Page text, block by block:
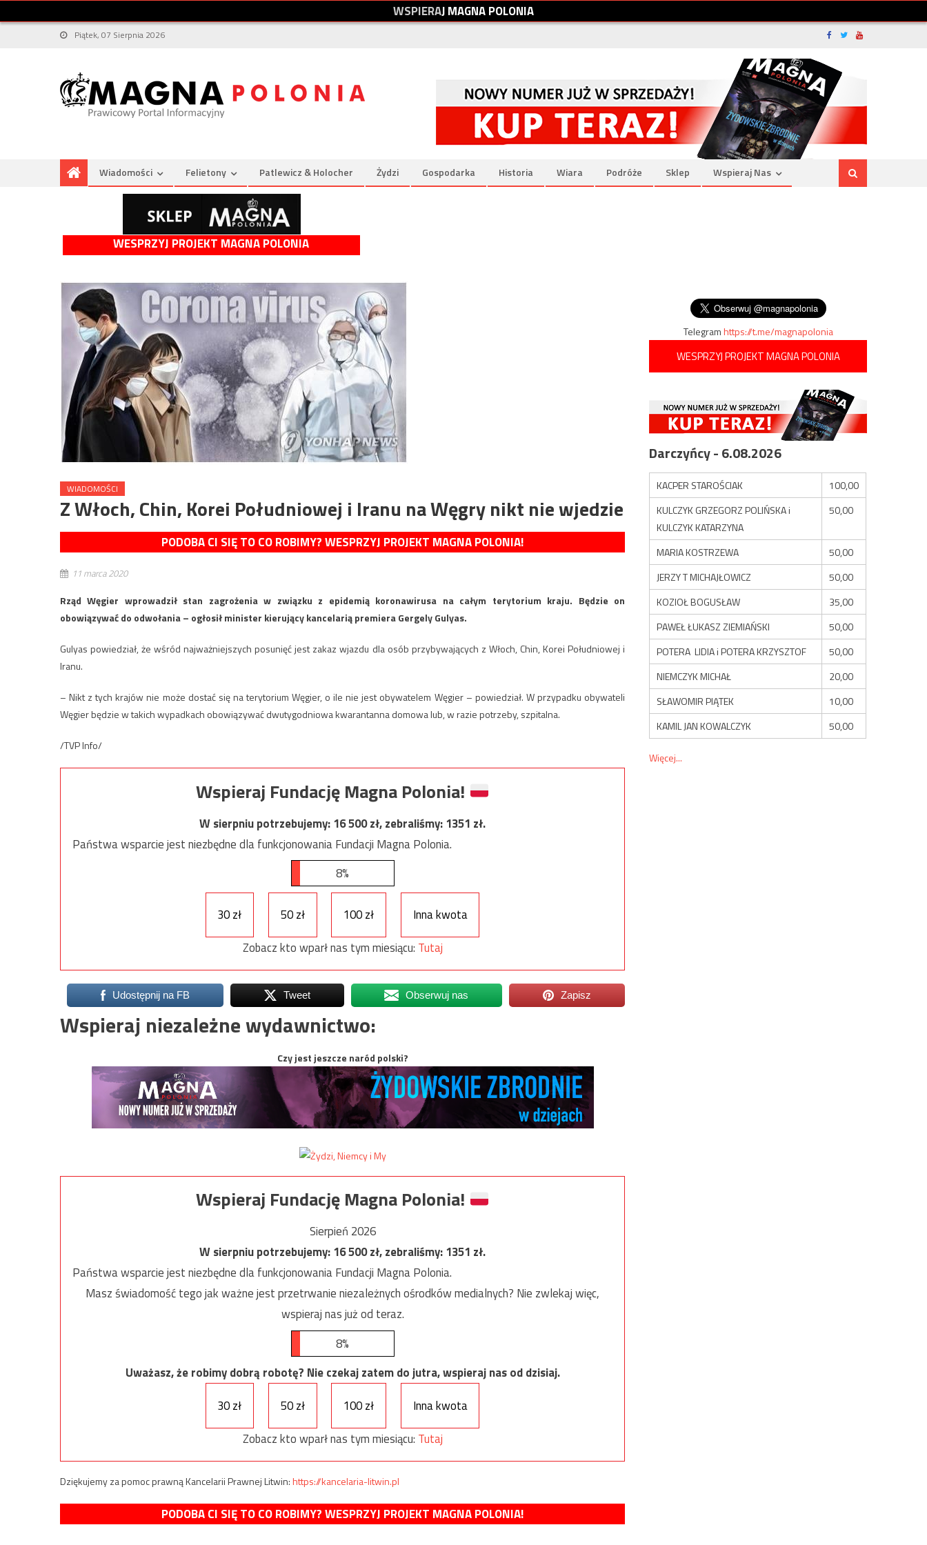
WSPIERAJMAGNAPOLONIA
Piątek, 07 Sierpnia 2026
Wiadomości Felietony Patlewicz & Holocher Żydzi Gospodarka Historia Wiara Podróże Sklep Wspieraj Nas
WESPRZYJ PROJEKT MAGNA POLONIA
WIADOMOŚCI
Z Włoch, Chin, Korei Południowej i Iranu na Węgry nikt nie wjedzie
PODOBA CI SIĘ TO CO ROBIMY? WESPRZYJ PROJEKT MAGNA POLONIA!
11 marca 2020
Rząd Węgier wprowadził stan zagrożenia w związku z epidemią koronawirusa na całym terytorium kraju. Będzie on
obowiązywać do odwołania – ogłosił minister kierujący kancelarią premiera Gergely Gulyas.
Gulyas powiedział, że wśród najważniejszych posunięć jest zakaz wjazdu dla osób przybywających z Włoch, Chin, Korei Południowej i
Iranu.
– Nikt z tych krajów nie może dostać się na terytorium Węgier, o ile nie jest obywatelem Węgier – powiedział. W przypadku obywateli
Węgier będzie w takich wypadkach obowiązywać dwutygodniowa kwarantanna domowa lub, w razie potrzeby, szpitalna.
/TVP Info/
Wspieraj Fundację Magna Polonia!
W sierpniu potrzebujemy:16 500zł, zebraliśmy:1351 zł.
Państwa wsparcie jest niezbędne dla funkcjonowania Fundacji Magna Polonia.
8%
30 zł 50 zł 100 zł
Inna kwota
Zobacz kto wparł nas tym miesiącu: Tutaj
Udostępnij na FB Tweet Obserwuj nas Zapisz
Wspieraj niezależne wydawnictwo:
Czy jest jeszcze naród polski?
Wspieraj Fundację Magna Polonia!
Sierpień 2026
W sierpniu potrzebujemy:16 500zł, zebraliśmy:1351 zł.
Państwa wsparcie jest niezbędne dla funkcjonowania Fundacji Magna Polonia.
Masz świadomość tego jak ważne jest przetrwanie niezależnych ośrodków medialnych? Nie zwlekaj więc,
wspieraj nas już od teraz.
8%
Uważasz, że robimy dobrą robotę? Nie czekaj zatem do jutra, wspieraj nas od dzisiaj.
30 zł
50 zł 100 zł
Inna kwota
Zobacz kto wparł nas tym miesiącu: Tutaj
Dziękujemy za pomoc prawną Kancelarii Prawnej Litwin:https://kancelaria-litwin.pl
PODOBA CI SIĘ TO CO ROBIMY? WESPRZYJ PROJEKT MAGNA POLONIA!
Telegramhttps://t.me/magnapolonia
WESPRZYJ PROJEKT MAGNA POLONIA
Darczyńcy - 6.08.2026
KACPER STAROŚCIAK
100,00
KULCZYK GRZEGORZ POLIŃSKA i
KULCZYK KATARZYNA
50,00
MARIA KOSTRZEWA
50,00
JERZY T MICHAJŁOWICZ
50,00
KOZIOŁ BOGUSŁAW
35,00
PAWEŁ ŁUKASZ ZIEMIAŃSKI
50,00
POTERA LIDIA i POTERA KRZYSZTOF
50,00
NIEMCZYK MICHAŁ
20,00
SŁAWOMIR PIĄTEK
10,00
KAMIL JAN KOWALCZYK
50,00
Więcej...